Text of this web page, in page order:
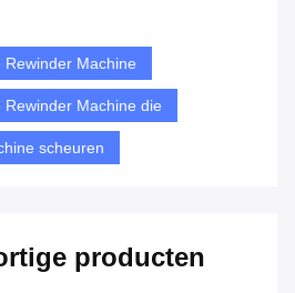
Machine
Machine die
scheuren
producten